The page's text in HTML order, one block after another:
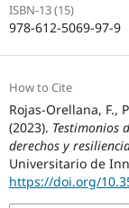
ISBN-13 (15)
978-612-5069-97-9
How to Cite
Rojas-Orellana, F.,
(2023). Testimonios
derechos y
Universitario de
https://doi.org/